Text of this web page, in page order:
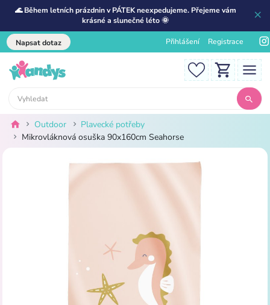
🌊 Během letních prázdnin v PÁTEK neexpedujeme. Přejeme vám
krásné a slunečné léto 🌞
Napsat dotaz Přihlášení Registrace
Outdoor
Plavecké potřeby
Mikrovláknová osuška 90x160cm Seahorse